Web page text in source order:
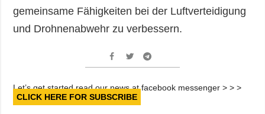
gemeinsame Fähigkeiten bei der Luftverteidigung
und Drohnenabwehr zu verbessern.
Let’s get started read our news at facebook messenger > > >
CLICK HERE FOR SUBSCRIBE